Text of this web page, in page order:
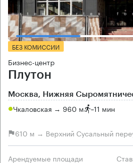
БЕЗ КОМИССИИ
Бизнес-центр
Плутон
Москва, Нижняя
Чкаловская → 960 м ~11 мин
610 м → Верхний Сусальный
Арендуемые площади